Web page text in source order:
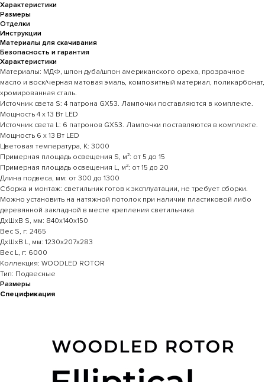
Характеристики
Размеры
Отделки
Инструкции
Материалы для скачивания
Безопасность и гарантия
Характеристики
Материалы: МДФ, шпон дуба/шпон американского ореха, прозрачное
масло и воск/черная матовая эмаль, композитный материал, поликарбонат,
хромированная сталь.
Источник света S: 4 патрона GX53. Лампочки поставляются в комплекте.
Мощность 4 х 13 Вт LED
Источник света L: 6 патронов GX53. Лампочки поставляются в комплекте.
Мощность 6 х 13 Вт LED
Цветовая температура, К: 3000
Примерная площадь освещения S, м²: от 5 до 15
Примерная площадь освещения L, м²: от 15 до 20
Длина подвеса, мм: от 300 до 1300
Сборка и монтаж: светильник готов к эксплуатации, не требует сборки.
Можно установить на натяжной потолок при наличии пластиковой либо
деревянной закладной в месте крепления светильника
ДхШхВ S, мм: 840х140х150
Вес S, г: 2465
ДхШхВ L, мм: 1230х207х283
Вес L, г: 6000
Коллекция: WOODLED ROTOR
Тип: Подвесные
Размеры
Спецификация